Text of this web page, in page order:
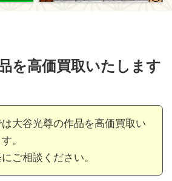
を高価買取いたします
大谷光尊の作品を高価買取い
。
ご相談ください。